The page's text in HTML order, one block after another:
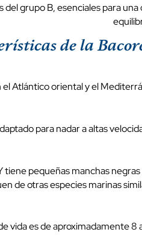
grupo B, esenciales para una
de la
el Atlántico oriental y el
para nadar a altas
pequeñas manchas negras
de otras especies marinas
vida es de aproximadamente 8